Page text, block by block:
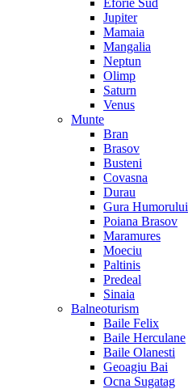
Eforie Sud
Jupiter
Mamaia
Mangalia
Neptun
Olimp
Saturn
Venus
Munte
Bran
Brasov
Busteni
Covasna
Durau
Gura Humorului
Poiana Brasov
Maramures
Moeciu
Paltinis
Predeal
Sinaia
Balneoturism
Baile Felix
Baile Herculane
Baile Olanesti
Geoagiu Bai
Ocna Sugatag